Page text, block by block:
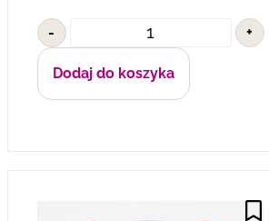
- +
Dodaj do koszyka